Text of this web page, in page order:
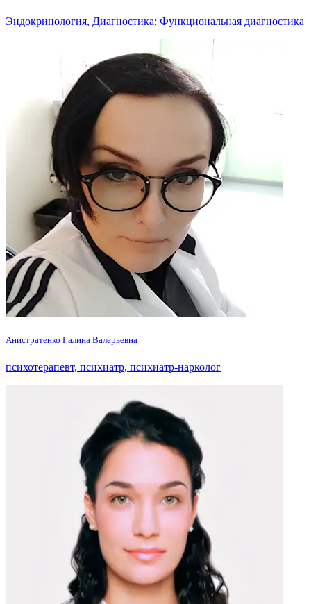
Эндокринология, Диагностика: Функциональная диагностика
Анистратенко Галина Валерьевна
психотерапевт, психиатр, психиатр-нарколог